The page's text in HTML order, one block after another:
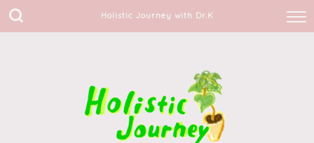
Holistic Journey with Dr.K